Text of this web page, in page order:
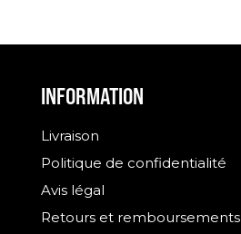
INFORMATION
Livraison
Politique de confidentialité
Avis légal
Retours et remboursements